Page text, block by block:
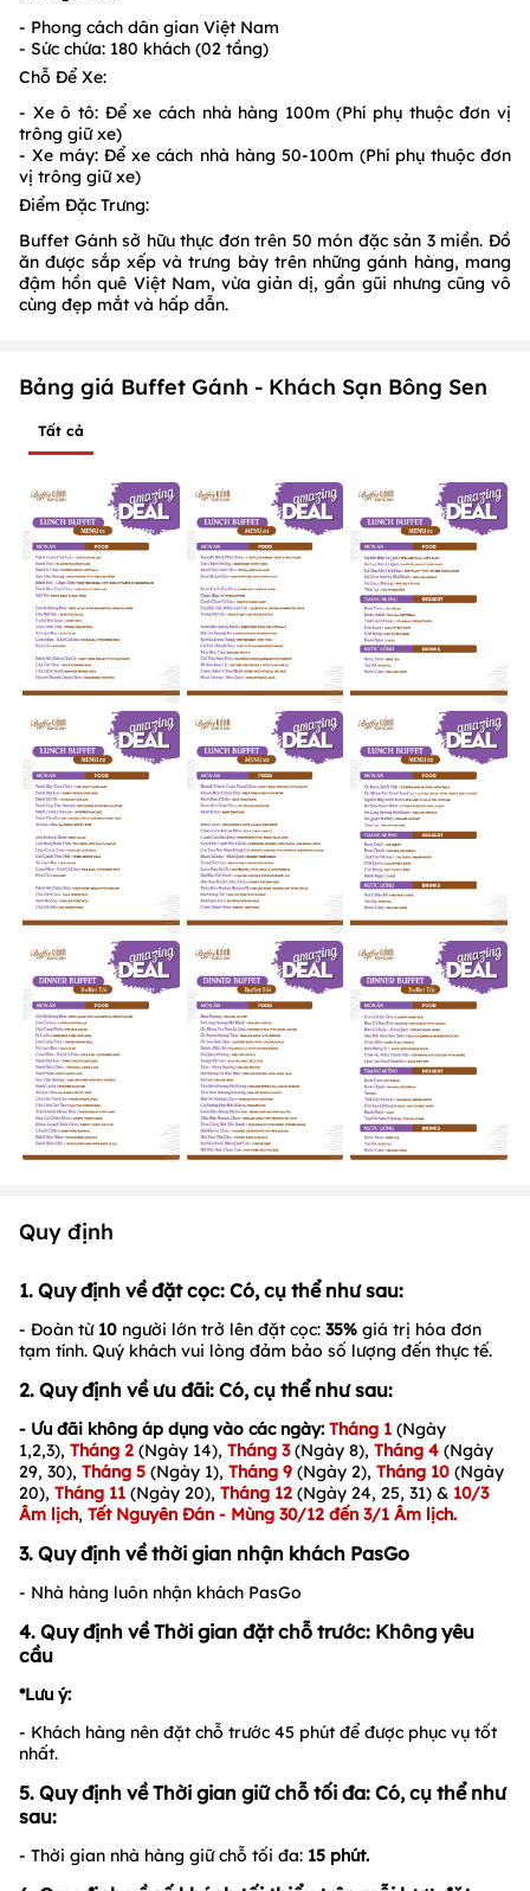
- Phong cách dân gian Việt Nam
- Sức chứa: 180 khách (02 tầng)
Chỗ Để Xe:
- Xe ô tô: Để xe cách nhà hàng 100m (Phí phụ thuộc đơn vị
trông giữ xe)
- Xe máy: Để xe cách nhà hàng 50-100m (Phí phụ thuộc đơn
vị trông giữ xe)
Điểm Đặc Trưng:
Buffet Gánh sở hữu thực đơn trên 50 món đặc sản 3 miền. Đồ
ăn được sắp xếp và trưng bày trên những gánh hàng, mang
đậm hồn quê Việt Nam, vừa giản dị, gần gũi nhưng cũng vô
cùng đẹp mắt và hấp dẫn.
Bảng giá Buffet Gánh - Khách Sạn Bông Sen
Tất cả
Quy định
1. Quy định về đặt cọc: Có, cụ thể như sau:
- Đoàn từ 10 người lớn trở lên đặt cọc: 35% giá trị hóa đơn
tạm tính. Quý khách vui lòng đảm bảo số lượng đến thực tế.
2. Quy định về ưu đãi: Có, cụ thể như sau:
- Ưu đãi không áp dụng vào các ngày: Tháng 1 (Ngày
1,2,3), Tháng 2 (Ngày 14), Tháng 3(Ngày 8), Tháng 4 (Ngày
29, 30), Tháng 5 (Ngày 1), Tháng 9 (Ngày 2), Tháng 10 (Ngày
20), Tháng 11 (Ngày 20), Tháng 12 (Ngày 24, 25, 31) & 10/3
Âm lịch, Tết Nguyên Đán - Mùng 30/12 đến 3/1 Âm lịch.
3. Quy định về thời gian nhận khách PasGo
- Nhà hàng luôn nhận khách PasGo
4. Quy định về Thời gian đặt chỗ trước: Không yêu
cầu
*Lưu ý:
- Khách hàng nên đặt chỗ trước 45 phút để được phục vụ tốt
nhất.
5. Quy định về Thời gian giữ chỗ tối đa: Có, cụ thể như
sau:
- Thời gian nhà hàng giữ chỗ tối đa: 15 phút.